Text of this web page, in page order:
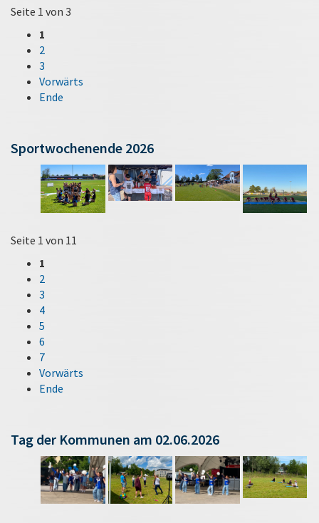
Seite 1 von 3
1
2
3
Vorwärts
Ende
Sportwochenende 2026
Seite 1 von 11
1
2
3
4
5
6
7
Vorwärts
Ende
Tag der Kommunen am 02.06.2026